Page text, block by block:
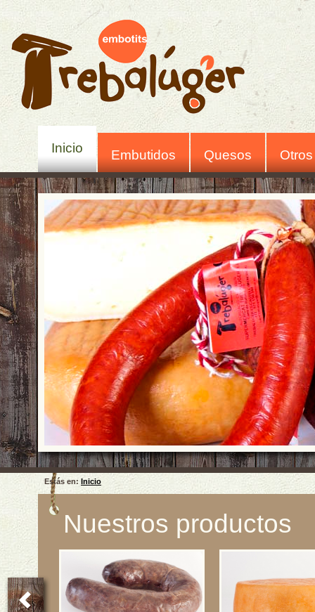
Inicio Embutidos Quesos
Estás en: Inicio
Nuestros productos